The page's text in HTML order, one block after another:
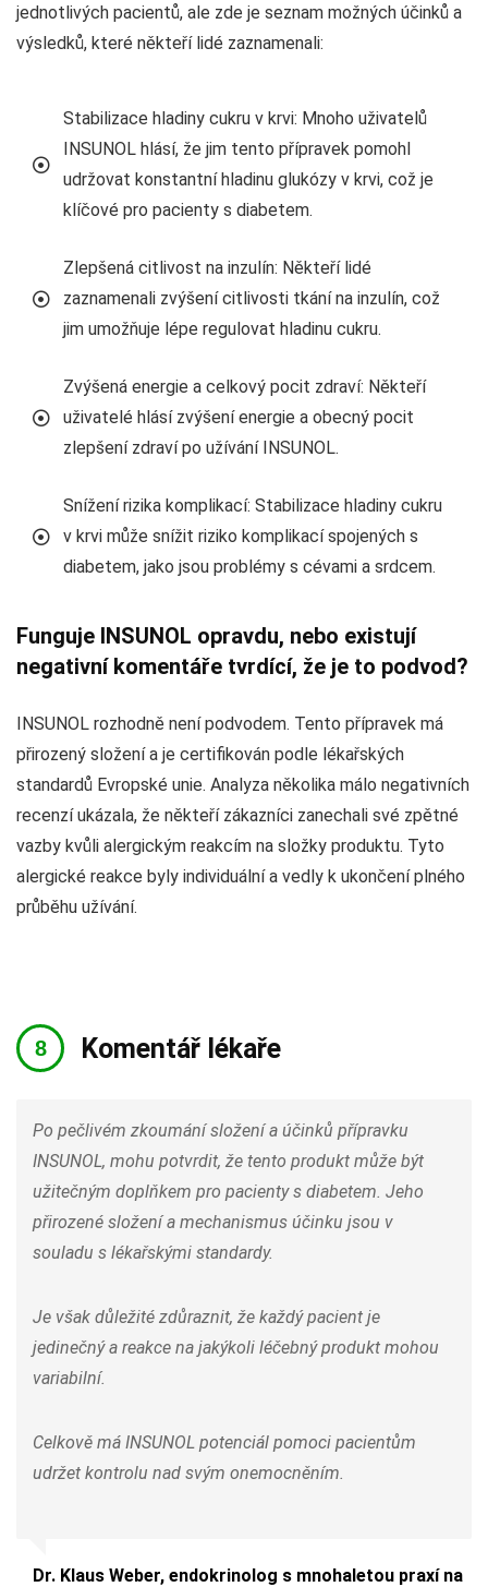
jednotlivých pacientů, ale zde je seznam možných účinků a
výsledků, které někteří lidé zaznamenali:
Stabilizace hladiny cukru v krvi: Mnoho uživatelů
INSUNOL hlásí, že jim tento přípravek pomohl
udržovat konstantní hladinu glukózy v krvi, což je
klíčové pro pacienty s diabetem.
Zlepšená citlivost na inzulín: Někteří lidé
zaznamenali zvýšení citlivosti tkání na inzulín, což
jim umožňuje lépe regulovat hladinu cukru.
Zvýšená energie a celkový pocit zdraví: Někteří
uživatelé hlásí zvýšení energie a obecný pocit
zlepšení zdraví po užívání INSUNOL.
Snížení rizika komplikací: Stabilizace hladiny cukru
v krvi může snížit riziko komplikací spojených s
diabetem, jako jsou problémy s cévami a srdcem.
Funguje INSUNOL opravdu, nebo existují
negativní komentáře tvrdící, že je to podvod?
INSUNOL rozhodně není podvodem. Tento přípravek má
přirozený složení a je certifikován podle lékařských
standardů Evropské unie. Analyza několika málo negativních
recenzí ukázala, že někteří zákazníci zanechali své zpětné
vazby kvůli alergickým reakcím na složky produktu. Tyto
alergické reakce byly individuální a vedly k ukončení plného
průběhu užívání.
Komentář lékaře
Po pečlivém zkoumání složení a účinků přípravku
INSUNOL, mohu potvrdit, že tento produkt může být
užitečným doplňkem pro pacienty s diabetem. Jeho
přirozené složení a mechanismus účinku jsou v
souladu s lékařskými standardy.
Je však důležité zdůraznit, že každý pacient je
jedinečný a reakce na jakýkoli léčebný produkt mohou
variabilní.
Celkově má INSUNOL potenciál pomoci pacientům
udržet kontrolu nad svým onemocněním.
Dr. Klaus Weber, endokrinolog s mnohaletou praxí na